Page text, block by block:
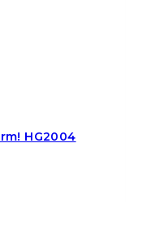
HG2004